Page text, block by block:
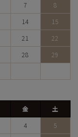
7
8
14
15
21
22
28
29
金
土
4
5